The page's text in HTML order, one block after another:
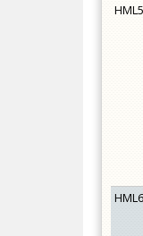
HML5
HML6